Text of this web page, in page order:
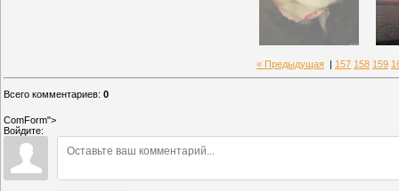
« Предыдущая 157 158 159
Всего комментариев: 0
ComForm">
Войдите: